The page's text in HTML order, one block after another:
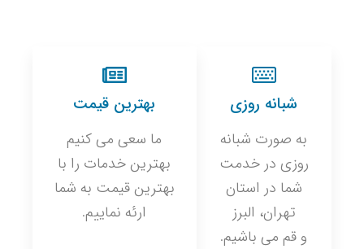
شبانه روزی
به صورت شبانه
روزی در خدمت
شما در استان
تهران، البرز
و قم می باشیم.
بهترین قیمت
ما سعی می کنیم
بهترین خدمات را با
بهترین قیمت به شما
ارئه نماییم.